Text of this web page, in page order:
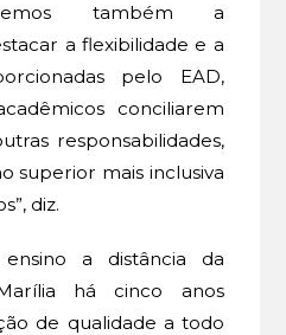
também a
a flexibilidade e a
pelo EAD,
conciliarem
responsabilidades,
superior mais inclusiva
diz.
a distância da
há cinco anos
de qualidade a todo